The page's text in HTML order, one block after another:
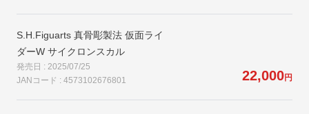
S.H.Figuarts 真骨彫製法 仮面ライ
ダーW サイクロンスカル
発売日 : 2025/07/25
JANコード : 4573102676801
22,000円